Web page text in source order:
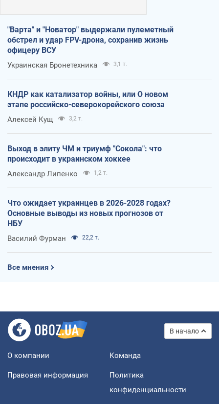
"Варта" и "Новатор" выдержали пулеметный
обстрел и удар FPV-дрона, сохранив жизнь
офицеру ВСУ
Украинская Бронетехника 3,1 т.
КНДР как катализатор войны, или О новом
этапе российско-северокорейского союза
Алексей Кущ 3,2 т.
Выход в элиту ЧМ и триумф "Сокола": что
происходит в украинском хоккее
Александр Липенко 1,2 т.
Что ожидает украинцев в 2026-2028 годах?
Основные выводы из новых прогнозов от
НБУ
Василий Фурман 22,2 т.
Все мнения
В начало
О компании Команда
Правовая информация
Политика
конфиденциальности